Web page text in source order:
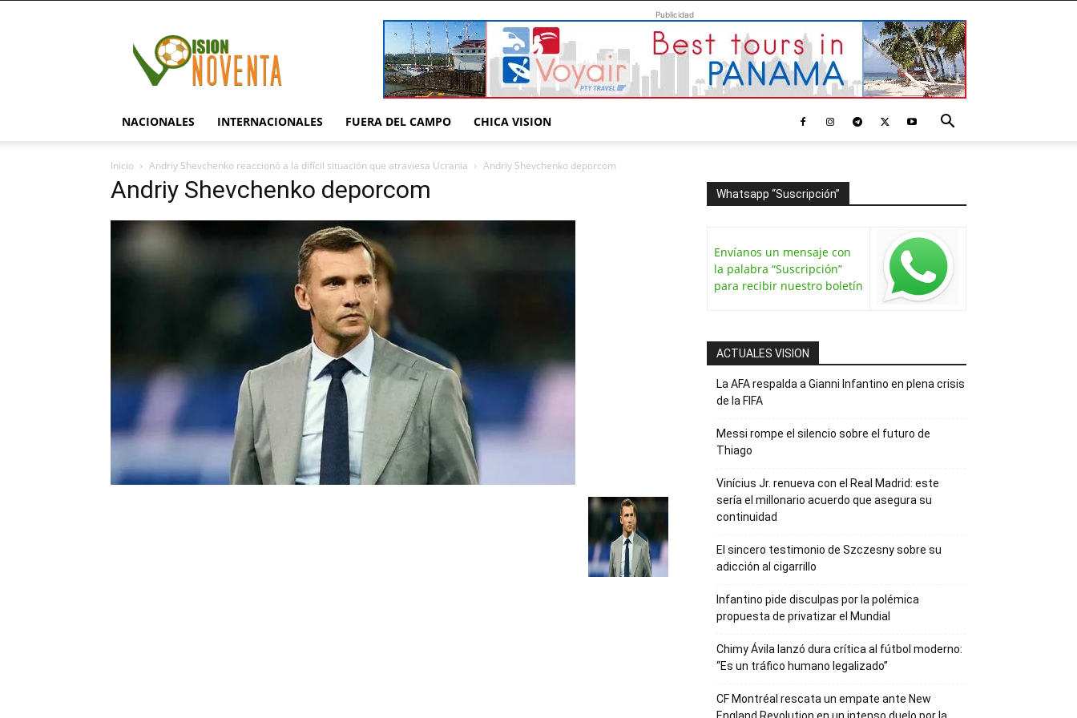
Publicidad
NACIONALES INTERNACIONALES FUERA DEL CAMPO CHICA VISION
Inicio Andriy Shevchenko reaccionó a la difícil situación que atraviesa Ucrania Andriy Shevchenko deporcom
Andriy Shevchenko deporcom Whatsapp “Suscripción”
Envíanos un mensaje con
la palabra “Suscripción”
para recibir nuestro boletín
ACTUALES VISION
La AFA respalda a Gianni Infantino en plena crisis
de la FIFA
Messi rompe el silencio sobre el futuro de
Thiago
Vinícius Jr. renueva con el Real Madrid: este
sería el millonario acuerdo que asegura su
continuidad
El sincero testimonio de Szczesny sobre su
adicción al cigarrillo
Infantino pide disculpas por la polémica
propuesta de privatizar el Mundial
Chimy Ávila lanzó dura crítica al fútbol moderno:
“Es un tráfico humano legalizado”
CF Montréal rescata un empate ante New